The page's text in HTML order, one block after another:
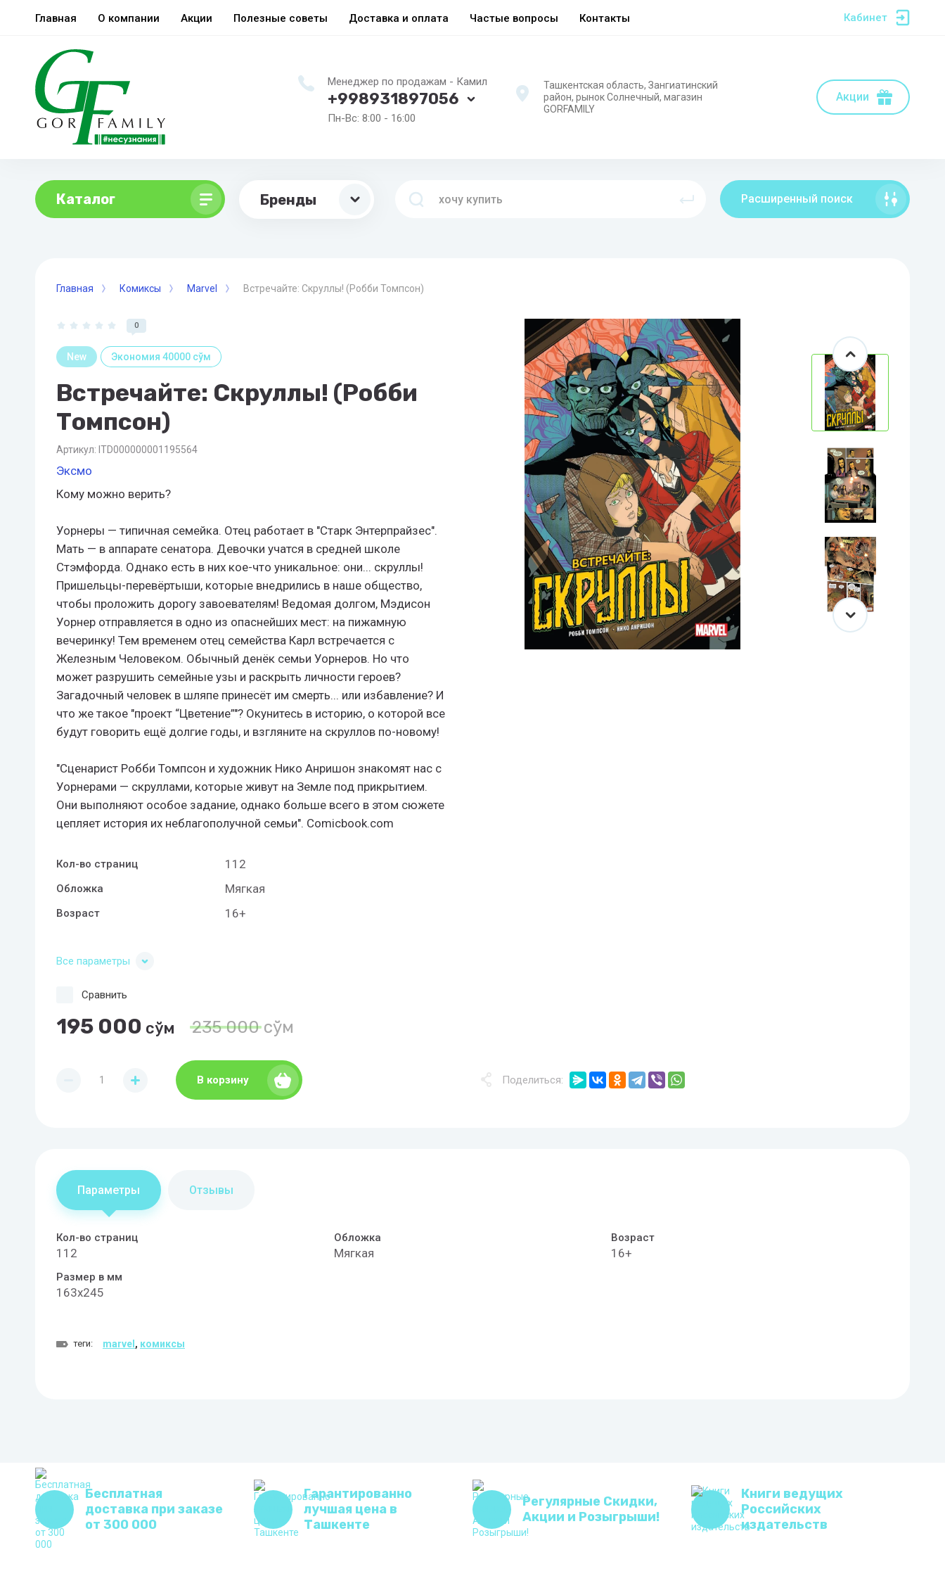
Главная О компании Акции Полезные советы Доставка и оплата Частые вопросы Контакты Кабинет
Менеджер по продажам - Камил
+998931897056
Пн-Вс: 8:00 - 16:00
Ташкентская область, Зангиатинский
район, рынок Солнечный, магазин
GORFAMILY
Акции
Каталог Бренды Расширенный поиск
Главная Комиксы Marvel Встречайте: Скруллы! (Робби Томпсон)
0
New Экономия 40000 сўм
Встречайте: Скруллы! (Робби
Томпсон)
Артикул: ITD000000001195564
Эксмо
Кому можно верить?
Уорнеры — типичная семейка. Отец работает в "Старк Энтерпрайзес".
Мать — в аппарате сенатора. Девочки учатся в средней школе
Стэмфорда. Однако есть в них кое-что уникальное: они... скруллы!
Пришельцы-перевёртыши, которые внедрились в наше общество,
чтобы проложить дорогу завоевателям! Ведомая долгом, Мэдисон
Уорнер отправляется в одно из опаснейших мест: на пижамную
вечеринку! Тем временем отец семейства Карл встречается с
Железным Человеком. Обычный денёк семьи Уорнеров. Но что
может разрушить семейные узы и раскрыть личности героев?
Загадочный человек в шляпе принесёт им смерть... или избавление? И
что же такое "проект “Цветение”"? Окунитесь в историю, о которой все
будут говорить ещё долгие годы, и взгляните на скруллов по-новому!
"Сценарист Робби Томпсон и художник Нико Анришон знакомят нас с
Уорнерами — скруллами, которые живут на Земле под прикрытием.
Они выполняют особое задание, однако больше всего в этом сюжете
цепляет история их неблагополучной семьи". Comicbook.com
Кол-во страниц 112
Обложка Мягкая
Возраст 16+
Все параметры
235 000сўм
195 000 сўм
Сравнить
В корзину Поделиться:
Параметры Отзывы
Кол-во страниц
112
Обложка
Мягкая
Возраст
16+
Размер в мм
163x245
теги: marvel , комиксы
Бесплатная
доставка при заказе
от 300 000
Гарантированно
лучшая цена в
Ташкенте
Регулярные Скидки,
Акции и Розыгрыши!
Книги ведущих
Российских
издательств